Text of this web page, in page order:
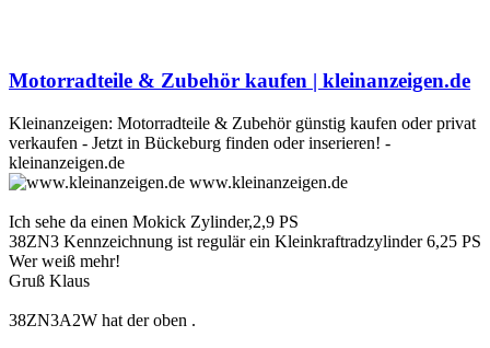
Motorradteile & Zubehör kaufen | kleinanzeigen.de
Kleinanzeigen: Motorradteile & Zubehör günstig kaufen oder privat
verkaufen - Jetzt in Bückeburg finden oder inserieren! -
kleinanzeigen.de
www.kleinanzeigen.de
Ich sehe da einen Mokick Zylinder,2,9 PS
38ZN3 Kennzeichnung ist regulär ein Kleinkraftradzylinder 6,25 PS
Wer weiß mehr!
Gruß Klaus
38ZN3A2W hat der oben .